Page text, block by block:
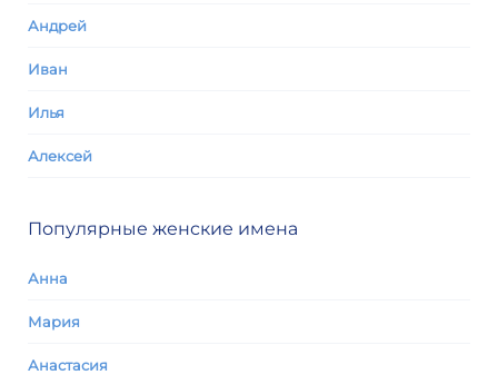
Андрей
Иван
Илья
Алексей
Популярные женские имена
Анна
Мария
Анастасия